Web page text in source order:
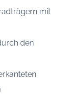
mit
den